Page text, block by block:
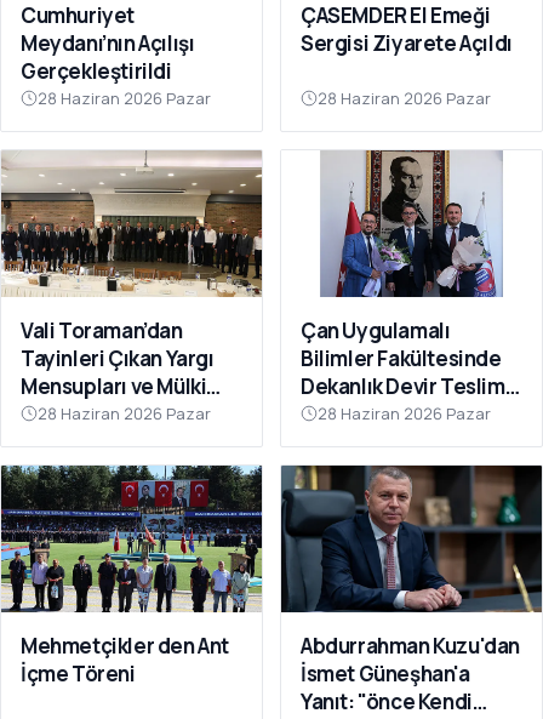
Cumhuriyet
Meydanı’nın Açılışı
Gerçekleştirildi
28 Haziran 2026 Pazar
ÇASEMDER El Emeği
Sergisi Ziyarete Açıldı
28 Haziran 2026 Pazar
Vali Toraman’dan
Tayinleri Çıkan Yargı
Mensupları ve Mülki
İdare Amirlerine Veda
Yemeği
28 Haziran 2026 Pazar
Çan Uygulamalı
Bilimler Fakültesinde
Dekanlık Devir Teslim
Töreni Gerçekleştirildi
28 Haziran 2026 Pazar
Mehmetçikler den Ant
İçme Töreni
Abdurrahman Kuzu'dan
İsmet Güneşhan'a
Yanıt: "önce Kendi